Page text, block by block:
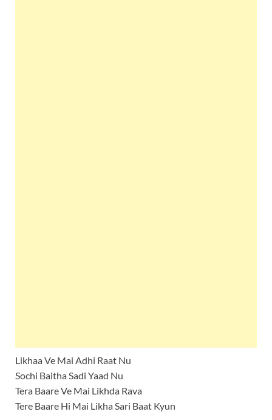
Likhaa Ve Mai Adhi Raat Nu
Sochi Baitha Sadi Yaad Nu
Tera Baare Ve Mai Likhda Rava
Tere Baare Hi Mai Likha Sari Baat Kyun